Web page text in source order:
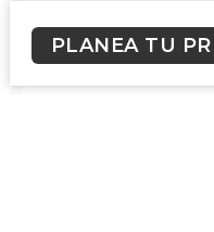
quienes viven
PLANEA TU